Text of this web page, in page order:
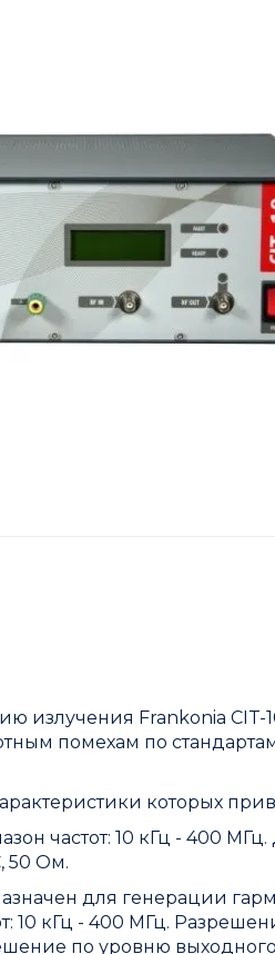
излучения Frankonia CIT-
помехам по стандартам
которых
частот: 10 кГц - 400
50 Ом.
для генерации
10 кГц - 400 МГц.
по уровню выходного